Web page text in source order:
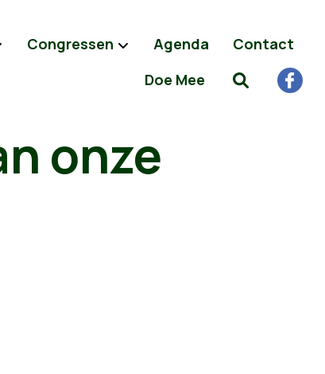
Congressen Agenda
Contact
Doe Mee
onze